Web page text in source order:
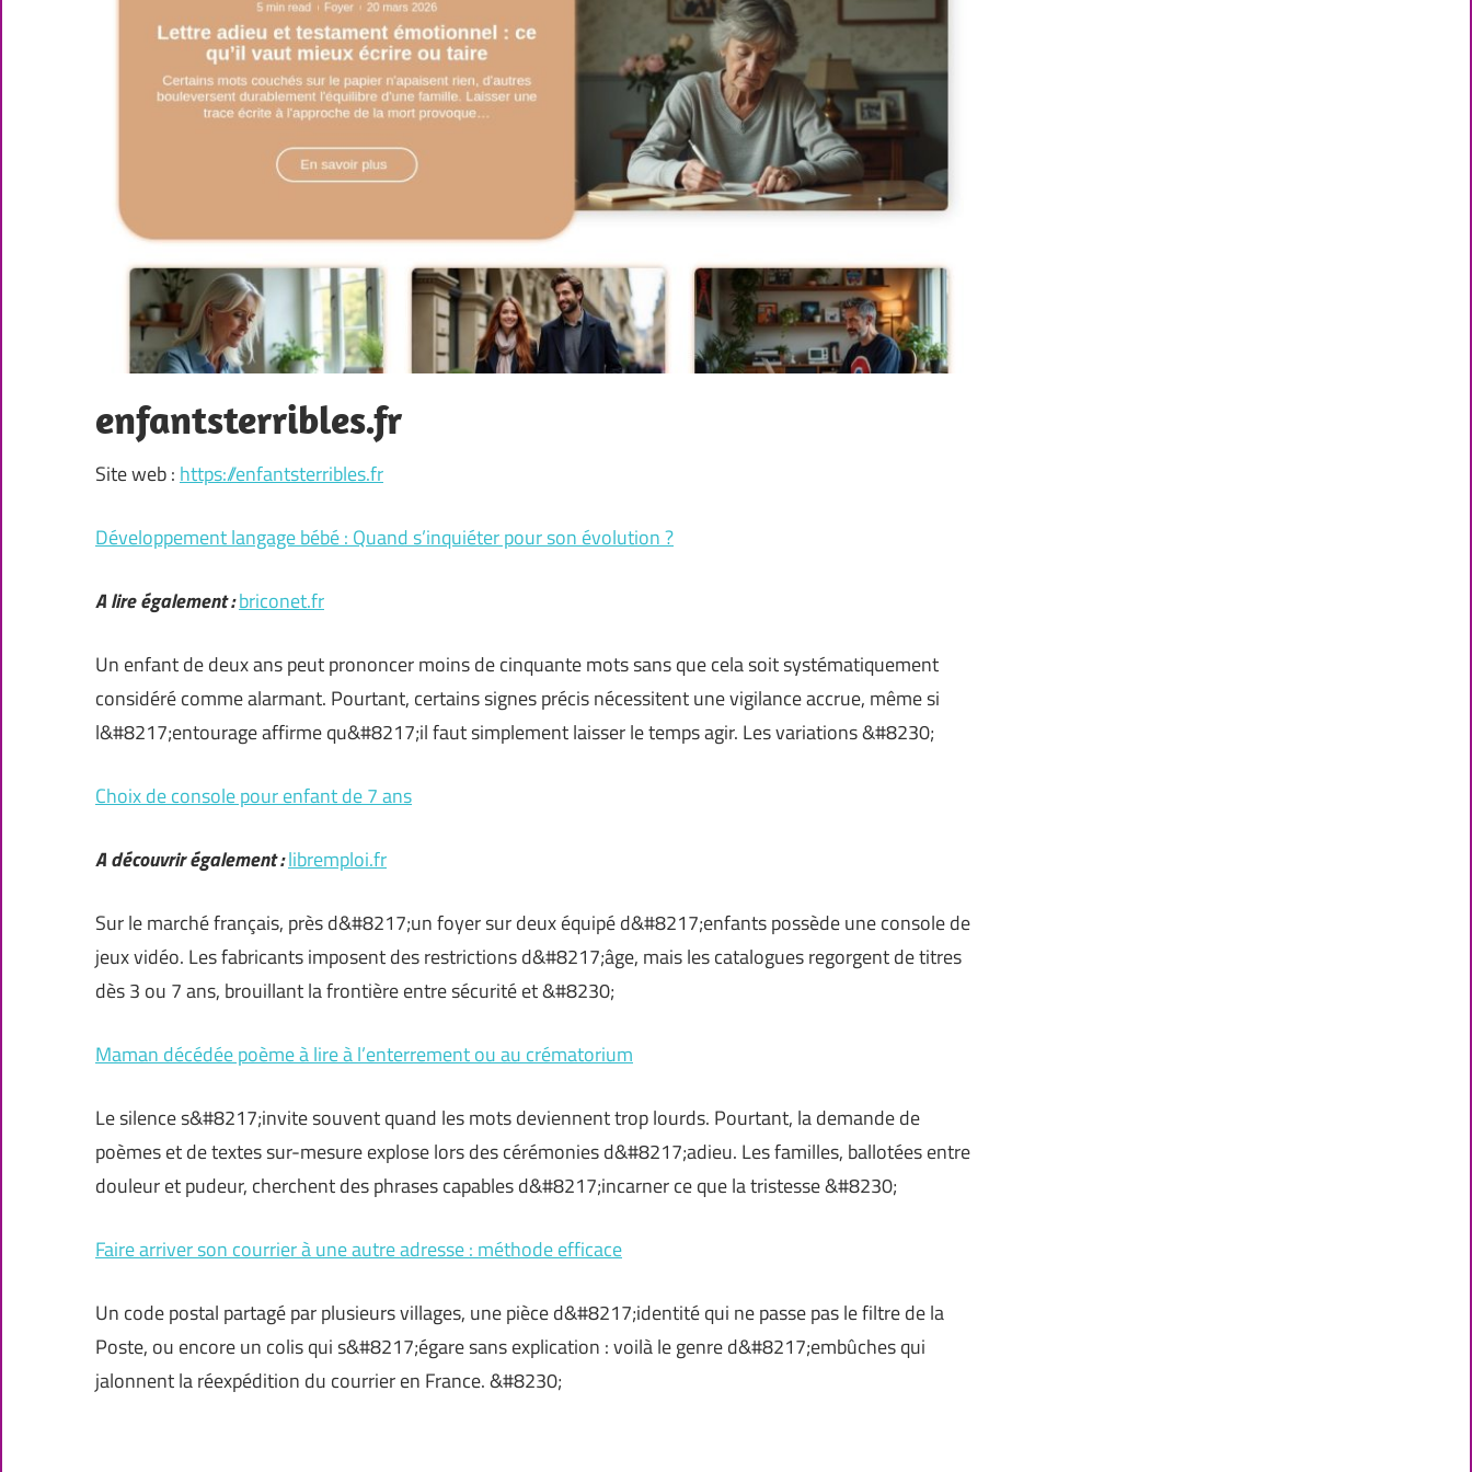
enfantsterribles.fr
Site web : https://enfantsterribles.fr
Développement langage bébé : Quand s’inquiéter pour son évolution ?
A lire également :briconet.fr
Un enfant de deux ans peut prononcer moins de cinquante mots sans que cela soit systématiquement
considéré comme alarmant. Pourtant, certains signes précis nécessitent une vigilance accrue, même si
l&#8217;entourage affirme qu&#8217;il faut simplement laisser le temps agir. Les variations &#8230;
Choix de console pour enfant de 7 ans
A découvrir également :libremploi.fr
Sur le marché français, près d&#8217;un foyer sur deux équipé d&#8217;enfants possède une console de
jeux vidéo. Les fabricants imposent des restrictions d&#8217;âge, mais les catalogues regorgent de titres
dès 3 ou 7 ans, brouillant la frontière entre sécurité et &#8230;
Maman décédée poème à lire à l’enterrement ou au crématorium
Le silence s&#8217;invite souvent quand les mots deviennent trop lourds. Pourtant, la demande de
poèmes et de textes sur-mesure explose lors des cérémonies d&#8217;adieu. Les familles, ballotées entre
douleur et pudeur, cherchent des phrases capables d&#8217;incarner ce que la tristesse &#8230;
Faire arriver son courrier à une autre adresse : méthode efficace
Un code postal partagé par plusieurs villages, une pièce d&#8217;identité qui ne passe pas le filtre de la
Poste, ou encore un colis qui s&#8217;égare sans explication : voilà le genre d&#8217;embûches qui
jalonnent la réexpédition du courrier en France. &#8230;